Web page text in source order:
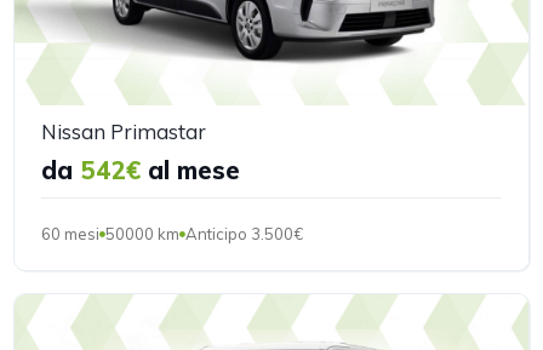
Nissan Primastar
da 542€ al mese
60 mesi 50000 km Anticipo 3.500€